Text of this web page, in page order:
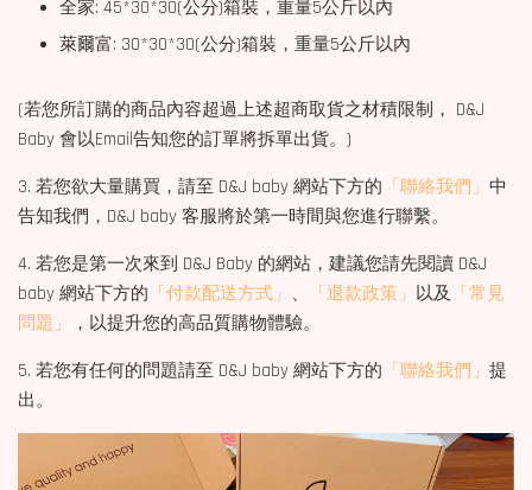
全家: 45*30*30(公分)箱裝，重量5公斤以內
萊爾富: 30*30*30(公分)箱裝，重量5公斤以內
(若您所訂購的商品內容超過上述超商取貨之材積限制， D&J
Baby 會以Email告知您的訂單將拆單出貨。)
3. 若您欲大量購買，請至 D&J baby 網站下方的 「聯絡我們」 中
告知我們，D&J baby 客服將於第一時間與您進行聯繫。
4. 若您是第一次來到 D&J Baby 的網站，建議您請先閱讀 D&J
baby 網站下方的 「付款配送方式」 、 「退款政策」 以及 「常見
問題」
，以提升您的高品質購物體驗。
5. 若您有任何的問題請至 D&J baby 網站下方的 「聯絡我們」 提
出。